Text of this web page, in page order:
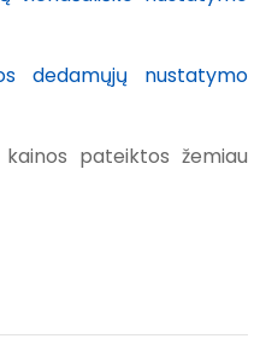
dedamųjų nustatymo
pateiktos žemiau